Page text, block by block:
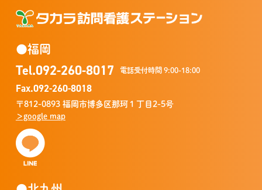
●福岡
Tel.092-260-8017 電話受付時間 9:00-18:00
Fax.092-260-8018
〒812-0893 福岡市博多区那珂１丁目2-5号
＞google map